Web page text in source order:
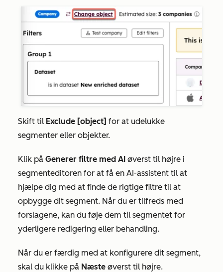
Skift til Exclude [object] for at udelukke
segmenter eller objekter.
Klik på Generer filtre med AI øverst til højre i
segmenteditoren for at få en AI-assistent til at
hjælpe dig med at finde de rigtige filtre til at
opbygge dit segment. Når du er tilfreds med
forslagene, kan du føje dem til segmentet for
yderligere redigering eller behandling.
Når du er færdig med at konfigurere dit segment,
skal du klikke på Næste øverst til højre.